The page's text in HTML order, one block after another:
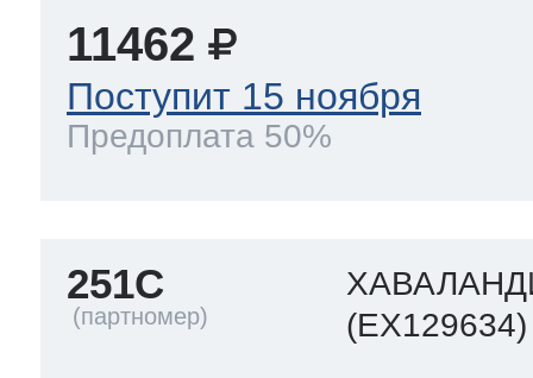
11462
Поступит 15 ноября
Предоплата 50%
251C
(EX129634)